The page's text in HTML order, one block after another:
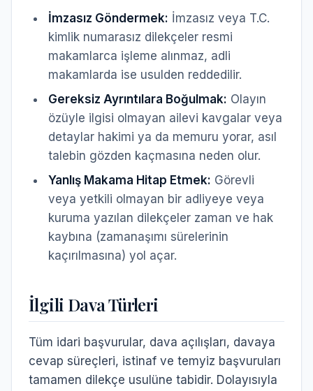
İmzasız Göndermek: İmzasız veya T.C.
kimlik numarasız dilekçeler resmi
makamlarca işleme alınmaz, adli
makamlarda ise usulden reddedilir.
Gereksiz Ayrıntılara Boğulmak: Olayın
özüyle ilgisi olmayan ailevi kavgalar veya
detaylar hakimi ya da memuru yorar, asıl
talebin gözden kaçmasına neden olur.
Yanlış Makama Hitap Etmek: Görevli
veya yetkili olmayan bir adliyeye veya
kuruma yazılan dilekçeler zaman ve hak
kaybına (zamanaşımı sürelerinin
kaçırılmasına) yol açar.
İlgili Dava Türleri
Tüm idari başvurular, dava açılışları, davaya
cevap süreçleri, istinaf ve temyiz başvuruları
tamamen dilekçe usulüne tabidir. Dolayısıyla